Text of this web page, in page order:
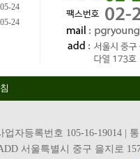
05-24
05-24
자등록번호 105-16-19014 |
서울특별시 중구 을지로